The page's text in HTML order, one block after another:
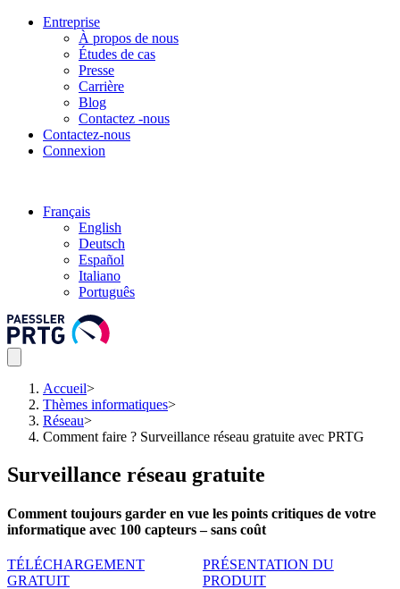
Entreprise
À propos de nous
Études de cas
Presse
Carrière
Blog
Contactez -nous
Contactez-nous
Connexion
Français
English
Deutsch
Español
Italiano
Português
Accueil>
Thèmes informatiques>
Réseau>
Comment faire ? Surveillance réseau gratuite avec PRTG
Surveillance réseau gratuite
Comment toujours garder en vue les points critiques de votre
informatique avec 100 capteurs – sans coût
TÉLÉCHARGEMENT
GRATUIT
PRÉSENTATION DU
PRODUIT